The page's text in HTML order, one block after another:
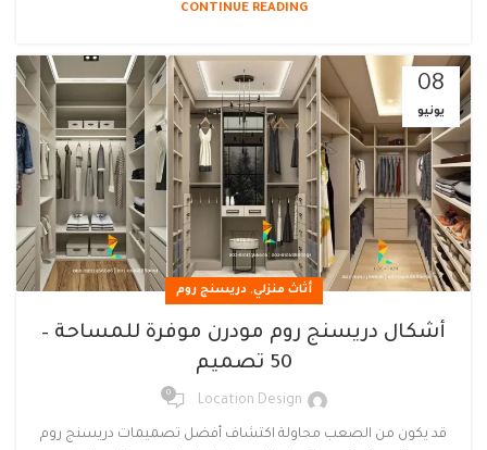
CONTINUE READING
08
يونيو
أثاث منزلي, دريسنج روم
أشكال دريسنج روم مودرن موفرة للمساحة –
50 تصميم
Location Design
0
قد يكون من الصعب محاولة اكتشاف أفضل تصميمات دريسنج روم